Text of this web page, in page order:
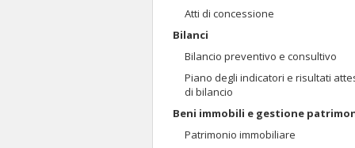
Atti di concessione
Bilanci
Bilancio preventivo e consultivo
Piano degli indicatori e risultati
di bilancio
Beni immobili e gestione
Patrimonio immobiliare